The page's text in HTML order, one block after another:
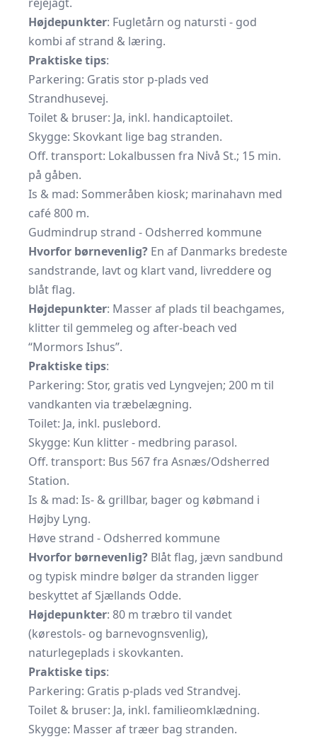
Højdepunkter: Fugletårn og natursti - god
kombi af strand & læring.
Praktiske tips:
Parkering: Gratis stor p-plads ved
Strandhusevej.
Toilet & bruser: Ja, inkl. handicaptoilet.
Skygge: Skovkant lige bag stranden.
Off. transport: Lokalbussen fra Nivå St.; 15 min.
på gåben.
Is & mad: Sommer­åben kiosk; marinahavn med
café 800 m.
Gudmindrup strand - Odsherred kommune
Hvorfor børnevenlig? En af Danmarks bredeste
sandstrande, lavt og klart vand, livreddere og
blåt flag.
Højdepunkter: Masser af plads til beachgames,
klitter til gemmeleg og after-beach ved
“Mormors Ishus”.
Praktiske tips:
Parkering: Stor, gratis ved Lyngvejen; 200 m til
vandkanten via træbelægning.
Toilet: Ja, inkl. puslebord.
Skygge: Kun klitter - medbring parasol.
Off. transport: Bus 567 fra Asnæs/Odsherred
Station.
Is & mad: Is- & grillbar, bager og købmand i
Højby Lyng.
Høve strand - Odsherred kommune
Hvorfor børnevenlig? Blåt flag, jævn sandbund
og typisk mindre bølger da stranden ligger
beskyttet af Sjællands Odde.
Højdepunkter: 80 m træbro til vandet
(kørestols- og barnevognsvenlig),
naturlegeplads i skovkanten.
Praktiske tips:
Parkering: Gratis p-plads ved Strandvej.
Toilet & bruser: Ja, inkl. familieomklædning.
Skygge: Masser af træer bag stranden.